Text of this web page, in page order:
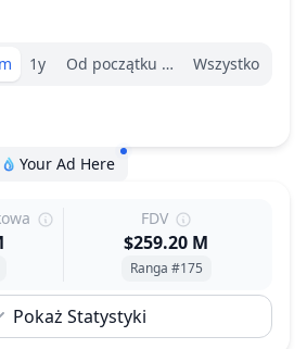
1y Od początku rokuWszystko
Your Ad Here
FDV
$259.20 M
Ranga #175
Pokaż Statystyki